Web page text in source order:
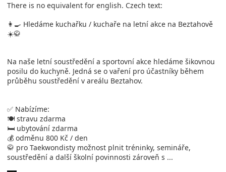
There is no equivalent for english. Czech text:
👩‍🍳 Hledáme kuchařku / kuchaře na letní akce na Beztahově
☀️🥋
Na naše letní soustředění a sportovní akce hledáme šikovnou
posilu do kuchyně. Jedná se o vaření pro účastníky během
průběhu soustředění v areálu Beztahov.
✅ Nabízíme:
🍽️ stravu zdarma
🛏️ ubytování zdarma
💰 odměnu 800 Kč / den
🥋 pro Taekwondisty možnost plnit tréninky, semináře,
soustředění a další školní povinnosti zároveň s ...